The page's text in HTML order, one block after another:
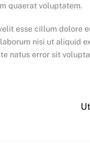
quaerat voluptatem.
esse cillum dolore
nisi ut aliquid
natus error sit